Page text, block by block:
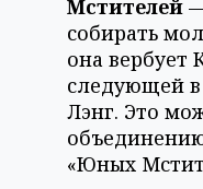
Мстителей
собирать
она вербует
следующей в
Лэнг. Это
«Юных